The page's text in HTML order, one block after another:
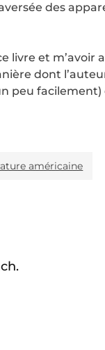
des
livre et m’avoir
dont
peu
américaine